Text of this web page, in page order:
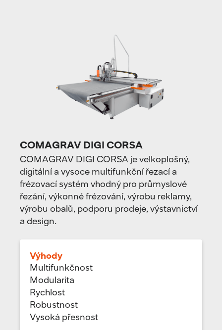
COMAGRAV DIGI CORSA
COMAGRAV DIGI CORSA je velkoplošný,
digitální a vysoce multifunkční řezací a
frézovací systém vhodný pro průmyslové
řezání, výkonné frézování, výrobu reklamy,
výrobu obalů, podporu prodeje, výstavnictví
a design.
Výhody
Multifunkčnost
Modularita
Rychlost
Robustnost
Vysoká přesnost